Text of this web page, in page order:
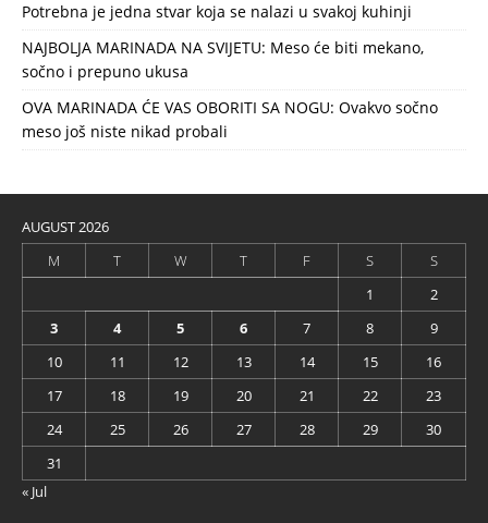
Potrebna je jedna stvar koja se nalazi u svakoj kuhinji
NAJBOLJA MARINADA NA SVIJETU: Meso će biti mekano,
sočno i prepuno ukusa
OVA MARINADA ĆE VAS OBORITI SA NOGU: Ovakvo sočno
meso još niste nikad probali
AUGUST 2026
M
T W T F S
S
1
2
3
4 5 6 7 8
9
10
11 12 13 14 15
16
17
18 19 20 21 22
23
24
25 26 27 28 29
30
31
« Jul